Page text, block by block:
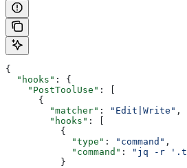
{
  "hooks"
: {
    "PostToolUse"
: [
      {
        "matcher"
: "Edit|Write" ,
        "hooks"
: [
          {
            "type"
: "command" ,
            "command"
:
"jq -r
          }